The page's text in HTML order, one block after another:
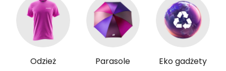
Odzież Parasole Eko gadżety